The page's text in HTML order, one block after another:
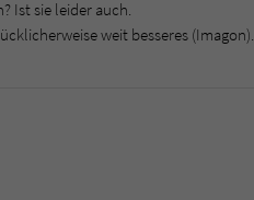
Ist sie leider auch.
weit besseres (Imagon).